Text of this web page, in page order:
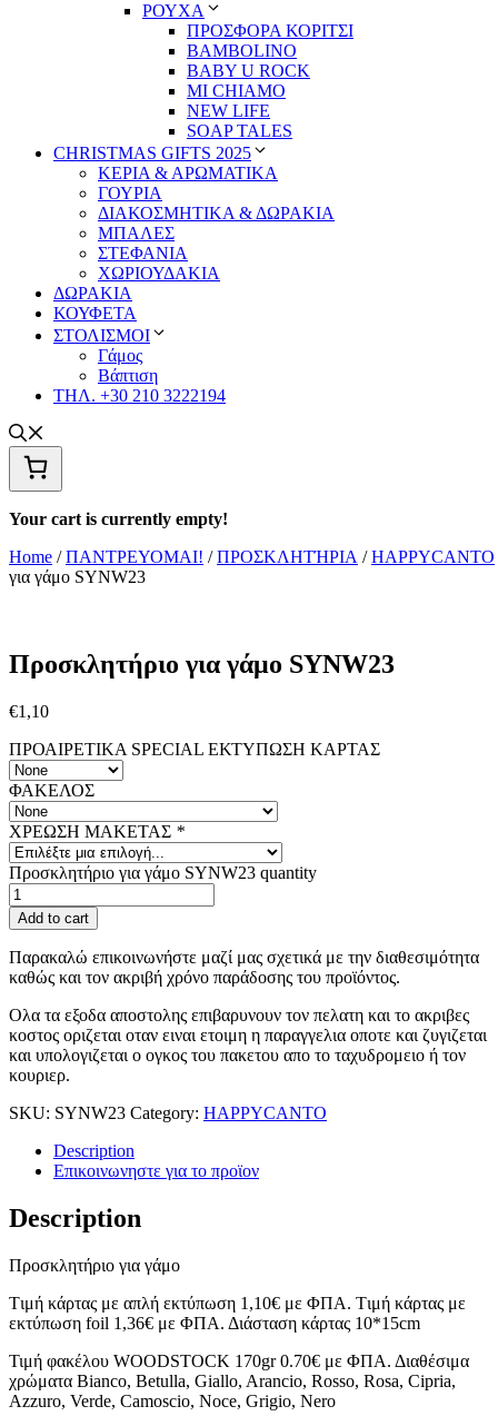
ΡΟΥΧΑ
ΠΡΟΣΦΟΡΑ ΚΟΡΙΤΣΙ
BAMBOLINO
BABY U ROCK
MI CHIAMO
NEW LIFE
SOAP TALES
CHRISTMAS GIFTS 2025
ΚΕΡΙΑ & ΑΡΩΜΑΤΙΚΑ
ΓΟΥΡΙΑ
ΔΙΑΚΟΣΜΗΤΙΚΑ & ΔΩΡΑΚΙΑ
ΜΠΑΛΕΣ
ΣΤΕΦΑΝΙΑ
ΧΩΡΙΟΥΔΑΚΙΑ
ΔΩΡΑΚΙΑ
ΚΟΥΦΕΤΑ
ΣΤΟΛΙΣΜΟΙ
Γάμος
Βάπτιση
ΤΗΛ. +30 210 3222194
Your cart is currently empty!
Home /ΠΑΝΤΡΕΥΟΜΑΙ! /ΠΡΟΣΚΛΗΤΉΡΙΑ /HAPPYCANTO
για γάμο SYNW23
Προσκλητήριο για γάμο SYNW23
€1,10
ΠΡΟΑΙΡΕΤΙΚΑ SPECIAL ΕΚΤΥΠΩΣΗ KAΡΤΑΣ
ΦΑΚΕΛΟΣ
ΧΡΕΩΣΗ ΜΑΚΕΤΑΣ *
Προσκλητήριο για γάμο SYNW23 quantity
Add to cart
Παρακαλώ επικοινωνήστε μαζί μας σχετικά με την διαθεσιμότητα
καθώς και τον ακριβή χρόνο παράδοσης του προϊόντος.
Ολα τα εξοδα αποστολης επιβαρυνουν τον πελατη και το ακριβες
κοστος οριζεται οταν ειναι ετοιμη η παραγγελια οποτε και ζυγιζεται
και υπολογιζεται ο ογκος του πακετου απο το ταχυδρομειο ή τον
κουριερ.
SKU: SYNW23 Category: HAPPYCANTO
Description
Επικοινωνηστε για το προϊoν
Description
Προσκλητήριο για γάμο
Tιμή κάρτας με απλή εκτύπωση 1,10€ με ΦΠΑ. Tιμή κάρτας με
εκτύπωση foil 1,36€ με ΦΠΑ. Διάσταση κάρτας 10*15cm
Τιμή φακέλου WOODSTOCK 170gr 0.70€ με ΦΠΑ. Διαθέσιμα
χρώματα Bianco, Betulla, Giallo, Arancio, Rosso, Rosa, Cipria,
Azzuro, Verde, Camoscio, Noce, Grigio, Nero